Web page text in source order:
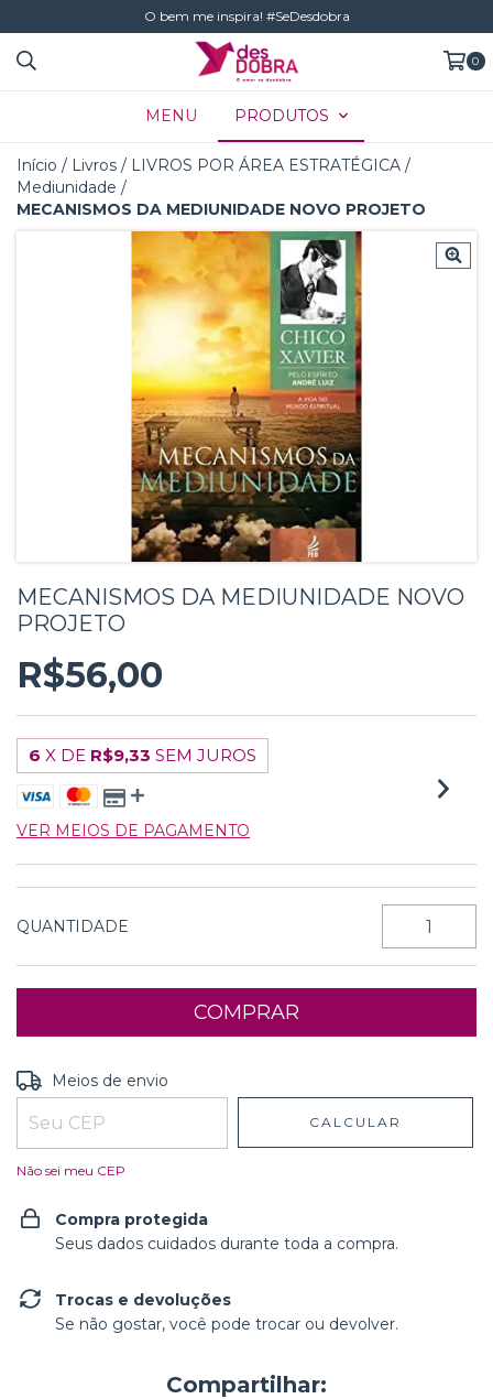
O bem me inspira! #SeDesdobra
0
MENU PRODUTOS
Início / Livros / LIVROS POR ÁREA ESTRATÉGICA /
Mediunidade /
MECANISMOS DA MEDIUNIDADE NOVO PROJETO
MECANISMOS DA MEDIUNIDADE NOVO
PROJETO
R$56,00
6 X DE R$9,33 SEM JUROS
VER MEIOS DE PAGAMENTO
QUANTIDADE
Entregas para o CEP:
Meios de envio
CALCULAR
Não sei meu CEP
Compra protegida
Seus dados cuidados durante toda a compra.
Trocas e devoluções
Se não gostar, você pode trocar ou devolver.
Compartilhar: